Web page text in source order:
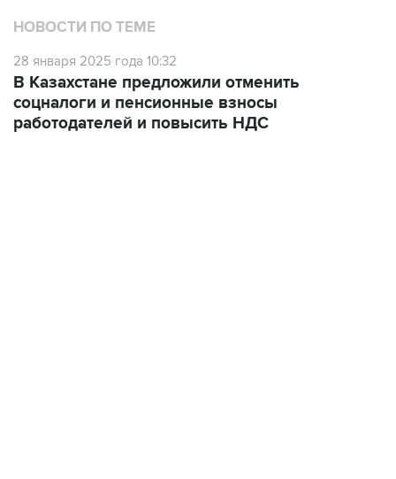
28 января 2025 года 10:32
соцналоги и пенсионные взносы
работодателей и повысить НДС